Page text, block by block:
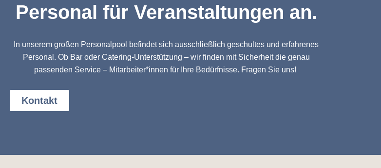
Personal für Veranstaltungen an.
In unserem großen Personalpool befindet sich ausschließlich geschultes und erfahrenes
Personal. Ob Bar oder Catering-Unterstützung – wir finden mit Sicherheit die genau
passenden Service – Mitarbeiter*innen für Ihre Bedürfnisse. Fragen Sie uns!
Kontakt